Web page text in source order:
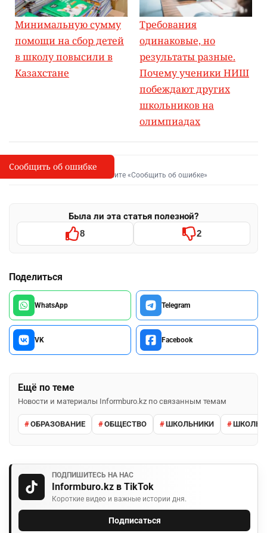
Минимальную сумму
помощи на сбор детей
в школу повысили в
Казахстане
Требования
одинаковые, но
результаты разные.
Почему ученики НИШ
побеждают других
школьников на
олимпиадах
I
Сообщить об опечатке
Выделите фрагмент и нажмите «Сообщить об ошибке»
Была ли эта статья полезной?
8 2
Поделиться
WhatsApp Telegram
VK Facebook
Ещё по теме
Новости и материалы Informburo.kz по связанным темам
ОБРАЗОВАНИЕ ОБЩЕСТВО ШКОЛЬНИКИ
ПОДПИШИТЕСЬ НА НАС
Informburo.kz в TikTok
Короткие видео и важные истории дня.
Подписаться
Сообщить об ошибке